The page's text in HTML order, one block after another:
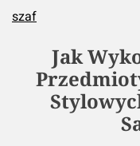
szaf
Jak